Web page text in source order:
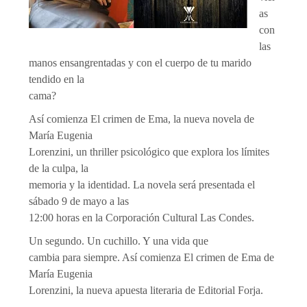
as
con
las
manos ensangrentadas y con el cuerpo de tu marido
tendido en la
cama?
Así comienza El crimen de Ema, la nueva novela de
María Eugenia
Lorenzini, un thriller psicológico que explora los límites
de la culpa, la
memoria y la identidad. La novela será presentada el
sábado 9 de mayo a las
12:00 horas en la Corporación Cultural Las Condes.
Un segundo. Un cuchillo. Y una vida que
cambia para siempre. Así comienza El crimen de Ema de
María Eugenia
Lorenzini, la nueva apuesta literaria de Editorial Forja.